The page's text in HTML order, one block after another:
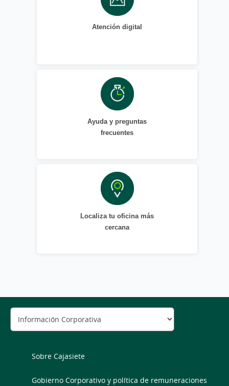
Atención digital
Ayuda y preguntas
frecuentes
Localiza tu oficina más
cercana
Sobre Cajasiete
Gobierno Corporativo y política de remuneraciones